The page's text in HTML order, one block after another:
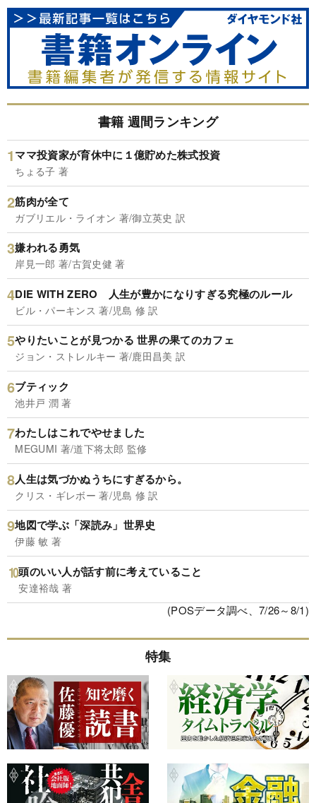
書籍 週間ランキング
ママ投資家が育休中に１億貯めた株式投資
ちょる子 著
筋肉が全て
ガブリエル・ライオン 著/御立英史 訳
嫌われる勇気
岸見一郎 著/古賀史健 著
DIE WITH ZERO 人生が豊かになりすぎる究極のルール
ビル・パーキンス 著/児島 修 訳
やりたいことが見つかる 世界の果てのカフェ
ジョン・ストレルキー 著/鹿田昌美 訳
ブティック
池井戸 潤 著
わたしはこれでやせました
MEGUMI 著/道下将太郎 監修
人生は気づかぬうちにすぎるから。
クリス・ギレボー 著/児島 修 訳
地図で学ぶ「深読み」世界史
伊藤 敏 著
頭のいい人が話す前に考えていること
安達裕哉 著
(POSデータ調べ、7/26～8/1)
特集